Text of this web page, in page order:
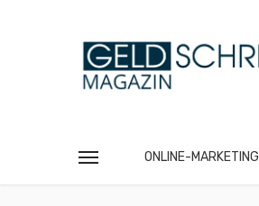
ONLINE-MARKETING